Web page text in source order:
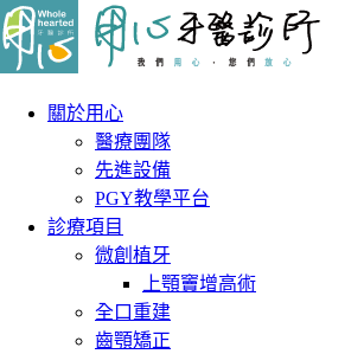
關於用心
醫療團隊
先進設備
PGY教學平台
診療項目
微創植牙
上顎竇增高術
全口重建
齒顎矯正